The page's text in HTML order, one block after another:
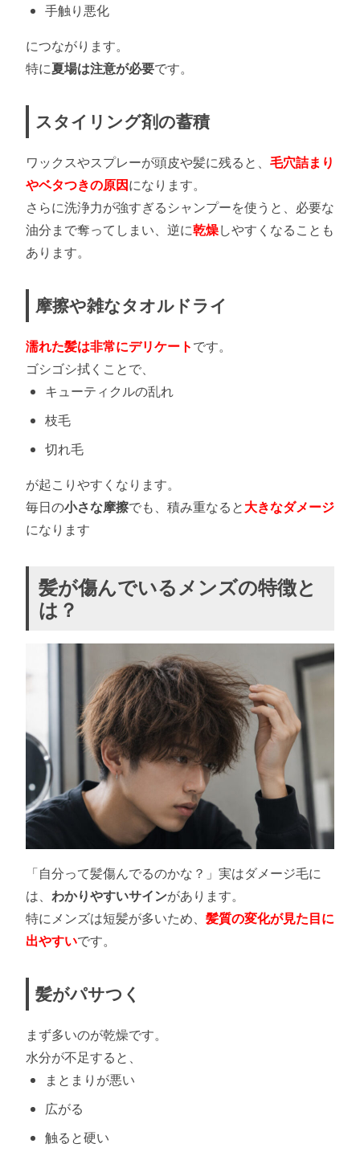
手触り悪化
につながります。
特に夏場は注意が必要です。
スタイリング剤の蓄積
ワックスやスプレーが頭皮や髪に残ると、 毛穴詰まり
やベタつきの原因になります。
さらに洗浄力が強すぎるシャンプーを使うと、必要な
油分まで奪ってしまい、逆に乾燥しやすくなることも
あります。
摩擦や雑なタオルドライ
濡れた髪は非常にデリケートです。
ゴシゴシ拭くことで、
キューティクルの乱れ
枝毛
切れ毛
が起こりやすくなります。
毎日の小さな摩擦でも、積み重なると大きなダメージ
になります
髪が傷んでいるメンズの特徴と
は？
「自分って髪傷んでるのかな？」実はダメージ毛に
は、 わかりやすいサインがあります。
特にメンズは短髪が多いため、 髪質の変化が見た目に
出やすいです。
髪がパサつく
まず多いのが乾燥です。
水分が不足すると、
まとまりが悪い
広がる
触ると硬い